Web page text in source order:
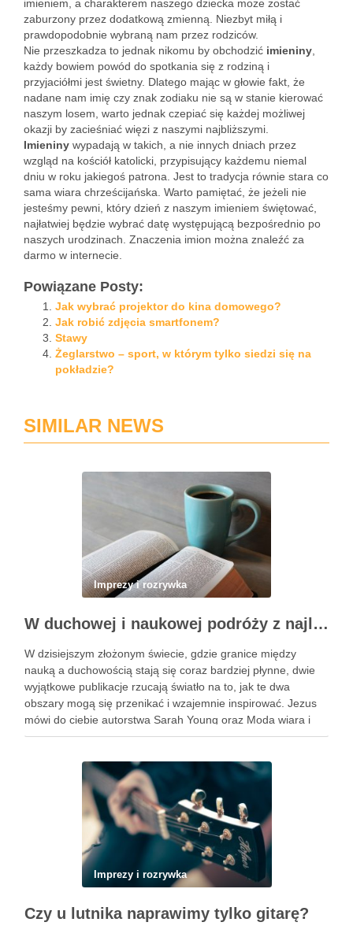
imieniem, a charakterem naszego dziecka może zostać
zaburzony przez dodatkową zmienną. Niezbyt miłą i
prawdopodobnie wybraną nam przez rodziców.
Nie przeszkadza to jednak nikomu by obchodzić imieniny
każdy bowiem powód do spotkania się z rodziną i
przyjaciółmi jest świetny. Dlatego mając w głowie fakt, że
nadane nam imię czy znak zodiaku nie są w stanie kierować
naszym losem, warto jednak czepiać się każdej możliwej
okazji by zacieśniać więzi z naszymi najbliższymi.
Imieniny wypadają w takich, a nie innych dniach przez
wzgląd na kościół katolicki, przypisujący każdemu niemal
dniu w roku jakiegoś patrona. Jest to tradycja równie stara co
sama wiara chrześcijańska. Warto pamiętać, że jeżeli nie
jesteśmy pewni, który dzień z naszym imieniem świętować,
najłatwiej będzie wybrać datę występującą bezpośrednio po
naszych urodzinach. Znaczenia imion można znaleźć za
darmo w internecie.
Powiązane Posty:
Jak wybrać projektor do kina domowego?
Jak robić zdjęcia smartfonem?
Stawy
Żeglarstwo – sport, w którym tylko siedzi się na
pokładzie?
SIMILAR NEWS
Imprezy i rozrywka
W duchowej i naukowej podróży z najlepszymi książkami
W dzisiejszym złożonym świecie, gdzie granice między
nauką a duchowością stają się coraz bardziej płynne, dwie
wyjątkowe publikacje rzucają światło na to, jak te dwa
obszary mogą się przenikać i wzajemnie inspirować. Jezus
mówi do ciebie autorstwa Sarah Young oraz Moda wiara i
fantazja we współczesnej fizyce wszechświata napisane
Imprezy i rozrywka
Czy u lutnika naprawimy tylko gitarę?